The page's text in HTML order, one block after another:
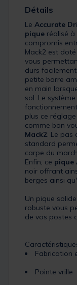
Détails
Le Accurate
pique réalisé
compromis
Mack2 est
vous
durs
petite barre
en main
sol. Le
plus ce
comme bon
Mack2. Le pas
standard
carpe du
Enfin, ce pique
noir offrant
berges ainsi
Un pique
robuste vous
de vos postes
Fabrication
Pointe vrille